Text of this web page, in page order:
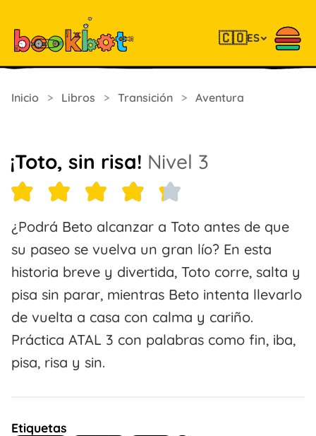
🇨🇴ES
Inicio > Libros > Transición > Aventura
¡Toto, sin risa! Nivel 3
¿Podrá Beto alcanzar a Toto antes de que
su paseo se vuelva un gran lío? En esta
historia breve y divertida, Toto corre, salta y
pisa sin parar, mientras Beto intenta llevarlo
de vuelta a casa con calma y cariño.
Práctica ATAL 3 con palabras como fin, iba,
pisa, risa y sin.
Etiquetas